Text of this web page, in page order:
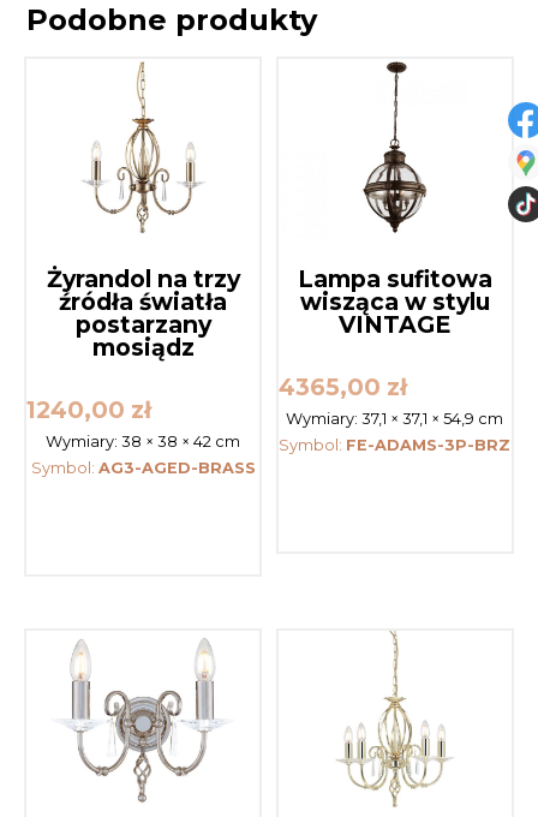
Podobne produkty
Żyrandol na trzy
źródła światła
postarzany
mosiądz
1240,00 zł
Wymiary:38 × 38 × 42 cm
Symbol: AG3-AGED-BRASS
Lampa sufitowa
wisząca w stylu
VINTAGE
4365,00 zł
Wymiary:37,1 × 37,1 × 54,9 cm
Symbol: FE-ADAMS-3P-BRZ